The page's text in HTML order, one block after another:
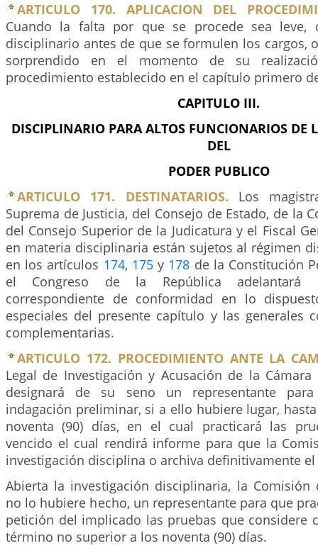
ARTICULO 170. APLICACION DEL
Cuando la falta por que se procede sea
disciplinario antes de que se formulen los cargos,
sorprendido en el momento de su
procedimiento establecido en el capítulo primero
CAPITULO III.
DISCIPLINARIO PARA ALTOS FUNCIONARIOS DE
DEL
PODER PUBLICO
ARTICULO 171. DESTINATARIOS. Los
Suprema de Justicia, del Consejo de Estado, de la
del Consejo Superior de la Judicatura y el Fiscal
en materia disciplinaria están sujetos al régimen
en los artículos 174, 175y 178 de la Constitución
el Congreso de la República adelantará
correspondiente de conformidad en lo
especiales del presente capítulo y las generales
complementarias.
ARTICULO 172. PROCEDIMIENTO ANTE LA
Legal de Investigación y Acusación de la Cámara
designará de su seno un representante
indagación preliminar, si a ello hubiere lugar,
noventa (90) días, en el cual practicará las
vencido el cual rendirá informe para que la
investigación disciplina o archiva definitivamente
Abierta la investigación disciplinaria, la Comisión
no lo hubiere hecho, un representante para que
petición del implicado las pruebas que considere
término no superior a los noventa (90) días.